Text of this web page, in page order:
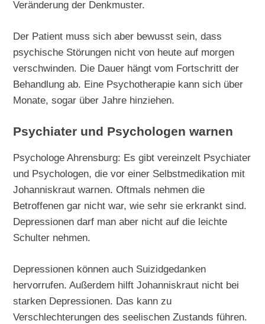
Veränderung der Denkmuster.
Der Patient muss sich aber bewusst sein, dass
psychische Störungen nicht von heute auf morgen
verschwinden. Die Dauer hängt vom Fortschritt der
Behandlung ab. Eine Psychotherapie kann sich über
Monate, sogar über Jahre hinziehen.
Psychiater und Psychologen warnen
Psychologe Ahrensburg: Es gibt vereinzelt Psychiater
und Psychologen, die vor einer Selbstmedikation mit
Johanniskraut warnen. Oftmals nehmen die
Betroffenen gar nicht war, wie sehr sie erkrankt sind.
Depressionen darf man aber nicht auf die leichte
Schulter nehmen.
Depressionen können auch Suizidgedanken
hervorrufen. Außerdem hilft Johanniskraut nicht bei
starken Depressionen. Das kann zu
Verschlechterungen des seelischen Zustands führen.